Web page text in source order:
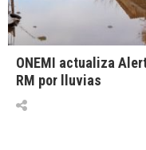
ONEMI actualiza
RM por lluvias